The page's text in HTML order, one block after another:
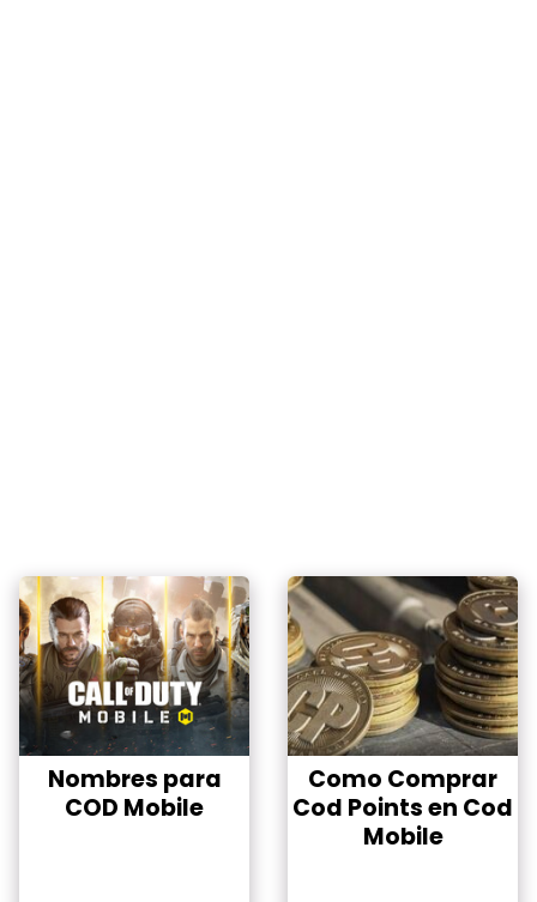
Nombres para
COD Mobile
Como Comprar
Cod Points en Cod
Mobile